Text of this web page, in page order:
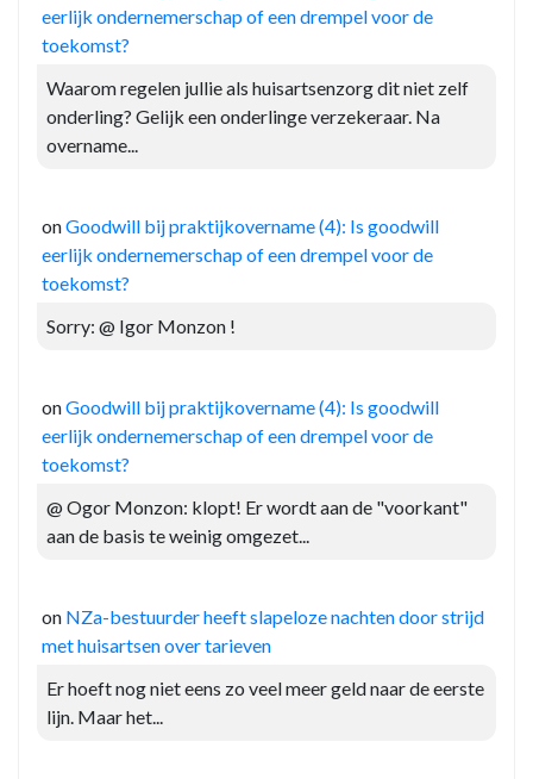
eerlijk ondernemerschap of een drempel voor de
toekomst?
Waarom regelen jullie als huisartsenzorg dit niet zelf
onderling? Gelijk een onderlinge verzekeraar. Na
overname...
onGoodwill bij praktijkovername (4): Is goodwill
eerlijk ondernemerschap of een drempel voor de
toekomst?
Sorry: @ Igor Monzon !
onGoodwill bij praktijkovername (4): Is goodwill
eerlijk ondernemerschap of een drempel voor de
toekomst?
@ Ogor Monzon: klopt! Er wordt aan de "voorkant"
aan de basis te weinig omgezet...
on NZa-bestuurder heeft slapeloze nachten door strijd
met huisartsen over tarieven
Er hoeft nog niet eens zo veel meer geld naar de eerste
lijn. Maar het...